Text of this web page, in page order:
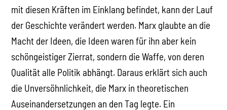
mit diesen Kräften im Einklang befindet, kann der Lauf
der Geschichte verändert werden. Marx glaubte an die
Macht der Ideen, die Ideen waren für ihn aber kein
schöngeistiger Zierrat, sondern die Waffe, von deren
Qualität alle Politik abhängt. Daraus erklärt sich auch
die Unversöhnlichkeit, die Marx in theoretischen
Auseinandersetzungen an den Tag legte. Ein